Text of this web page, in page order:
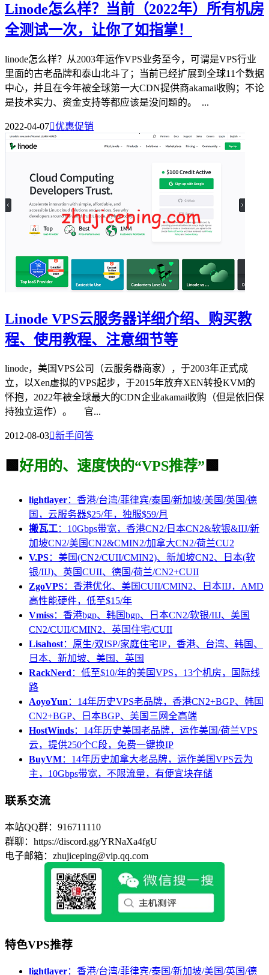
Linode怎么样？当前（2022年）所有机房
全测试一次，让你了如指掌！
linode怎么样？从2003年运作VPS业务至今，可谓是VPS行业
里面的古老品牌和泰山北斗了；当前已经扩展到全球11个数据
中心，并且在今年被全球第一大CDN提供商akamai收购；不论
是技术实力、资金支持等都应该是没问题的。 ...
2022-04-07优惠促销
Linode VPS云服务器详细介绍、购买教
程、使用教程、注意细节等
linode，美国VPS公司（云服务器商家），于2003年正式成
立，以Xen虚拟的VPS起步，于2015年放弃XEN转投KVM的
怀抱，2022年被全球最大的CDN企业akamai收购（但是依旧保
持独立运作）。 官...
2012-08-03新手问答
🟩 好用的、速度快的“VPS推荐” 🟩
lightlayer：香港/台湾/菲律宾/泰国/新加坡/美国/英国/德
国，云服务器$25/年，独服$59/月
搬瓦工：10Gbps带宽，香港CN2/日本CN2&软银&IIJ/新
加坡CN2/美国CN2&CMIN2/加拿大CN2/荷兰CU2
V.PS：美国(CN2/CUII/CMIN2)、新加坡CN2、日本(软
银/IIJ)、英国CUII、德国/荷兰/CN2+CUII
ZgoVPS：香港优化、美国CUII/CMIN2、日本IIJ，AMD
高性能硬件，低至$15/年
Vmiss：香港bgp、韩国bgp、日本CN2/软银/IIJ、美国
CN2/CUII/CMIN2、英国住宅/CUII
Lisahost：原生/双ISP/家庭住宅IP，香港、台湾、韩国、
日本、新加坡、美国、英国
RackNerd ：低至$10/年的美国VPS，13个机房，国际线
路
AoyoYun ：14年历史VPS老品牌，香港CN2+BGP、韩国
CN2+BGP、日本BGP、美国三网全高端
HostWinds：14年历史美国老品牌，运作美国/荷兰VPS
云，提供250个C段，免费一键换IP
BuyVM：14年历史加拿大老品牌，运作美国VPS云为
主，10Gbps带宽，不限流量，有便宜块存储
联系交流
本站QQ群：916711110
群聊：https://discord.gg/YRNaXa4fgU
电子邮箱：zhujiceping@vip.qq.com
特色VPS推荐
lightlayer：香港/台湾/菲律宾/泰国/新加坡/美国/英国/德